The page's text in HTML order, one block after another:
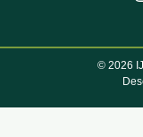
© 2026